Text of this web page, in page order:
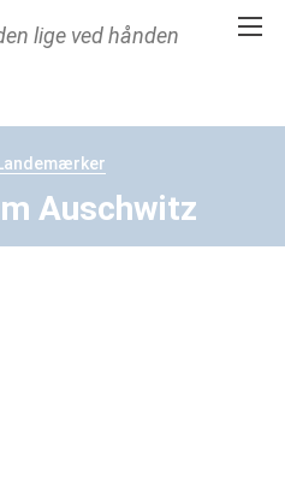
lige ved hånden
Landemærker
Auschwitz